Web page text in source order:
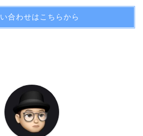
合わせはこちらから